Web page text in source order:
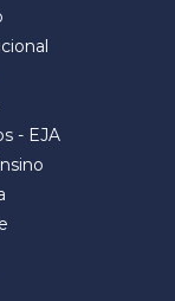
- EJA